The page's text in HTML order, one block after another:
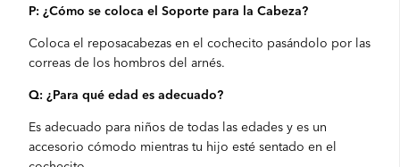
P: ¿Cómo se coloca el Soporte para la Cabeza?
Coloca el reposacabezas en el cochecito pasándolo por las
correas de los hombros del arnés.
Q: ¿Para qué edad es adecuado?
Es adecuado para niños de todas las edades y es un
accesorio cómodo mientras tu hijo esté sentado en el